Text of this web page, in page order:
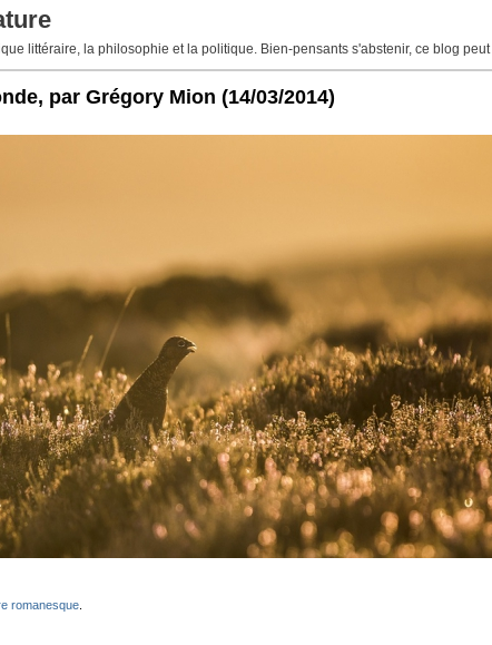
littéraire, la philosophie et la politique. Bien-pensants s'abstenir, ce blog
par Grégory Mion (14/03/2014)
romanesque